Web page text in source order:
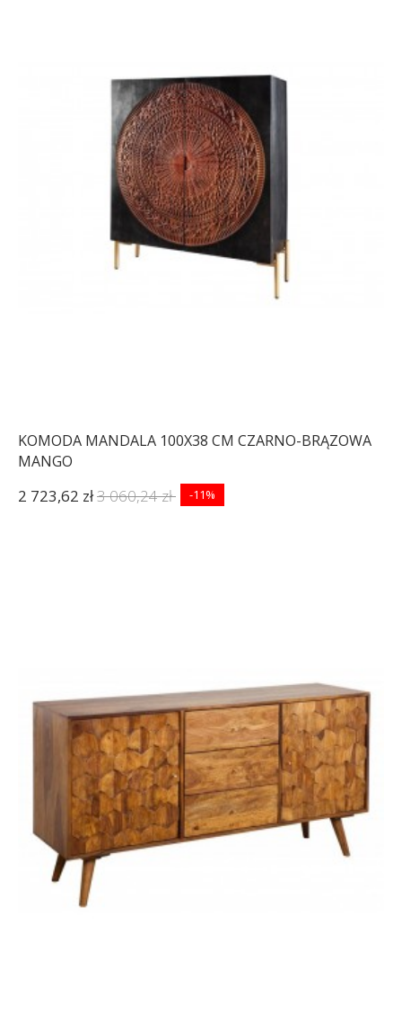
KOMODA MANDALA 100X38 CM CZARNO-BRĄZOWA
MANGO
2 723,62 zł3 060,24 zł -11%